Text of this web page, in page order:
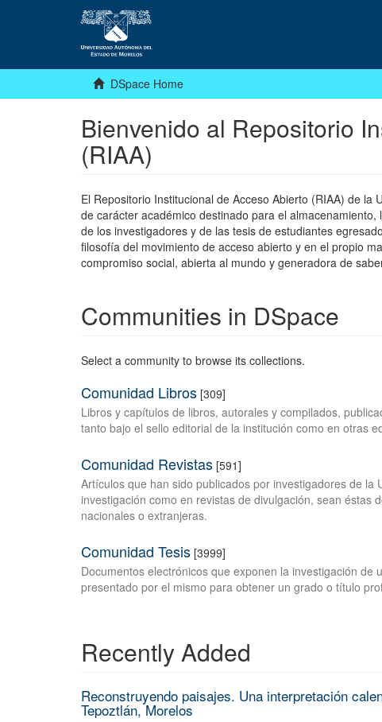
DSpace Home
Bienvenido al Repositorio
(RIAA)
El Repositorio Institucional de Acceso Abierto (RIAA) de
de carácter académico destinado para el
de los investigadores y de las tesis de estudiantes
filosofía del movimiento de acceso abierto y en el propio
compromiso social, abierta al mundo y generadora de
Communities in DSpace
Select a community to browse its collections.
Comunidad Libros [309]
Libros y capítulos de libros, autorales y compilados,
tanto bajo el sello editorial de la institución como en otras
Comunidad Revistas [591]
Artículos que han sido publicados por investigadores de la
investigación como en revistas de divulgación, sean éstas
nacionales o extranjeras.
Comunidad Tesis [3999]
Documentos electrónicos que exponen la investigación de
presentado por el mismo para obtener un grado o título
Recently Added
Reconstruyendo paisajes. Una interpretación
Tepoztlán, Morelos